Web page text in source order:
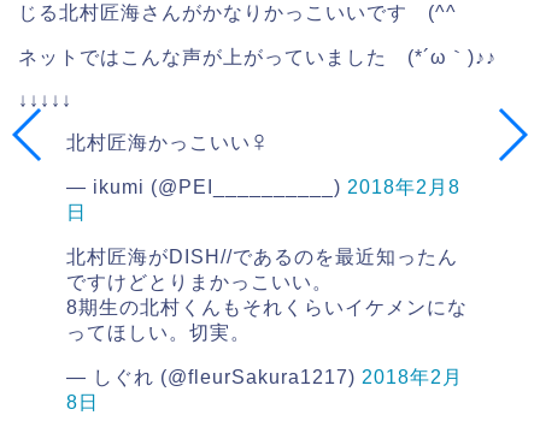
じる北村匠海さんがかなりかっこいいです (^^
ネットではこんな声が上がっていました (*´ω｀)♪♪
↓↓↓↓↓
北村匠海かっこいい‍♀
— ikumi (@PEI__________) 2018年2月8
日
北村匠海がDISH//であるのを最近知ったん
ですけどとりまかっこいい。
8期生の北村くんもそれくらいイケメンにな
ってほしい。切実。
— しぐれ (@fleurSakura1217) 2018年2月
8日